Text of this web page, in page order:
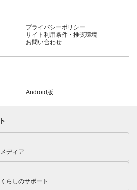
プライバシーポリシー
サイト利用条件・推奨環境
お問い合わせ
Android版
ディア
らしのサポート